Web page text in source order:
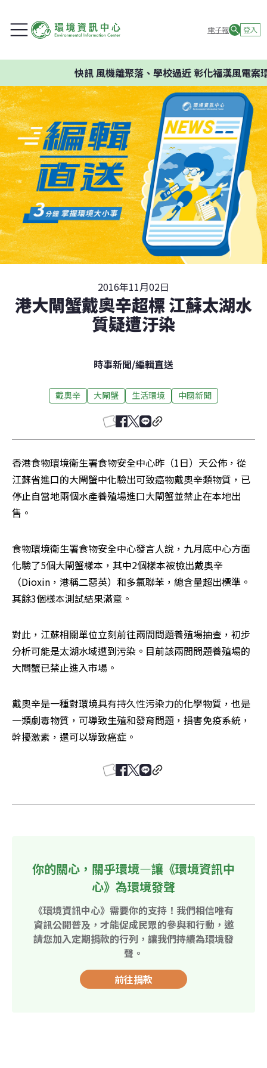
電子報 登入
快訊風機離聚落、學校過近 彰化福漢風電案
2016年11月02日
港大閘蟹戴奧辛超標 江蘇太湖水
質疑遭汙染
時事新聞/編輯直送
戴奧辛 大閘蟹 生活環境 中國新聞
香港食物環境衛生署食物安全中心昨（1日）天公佈，從
江蘇省進口的大閘蟹中化驗出可致癌物戴奧辛類物質，已
停止自當地兩個水產養殖場進口大閘蟹並禁止在本地出
售。
食物環境衛生署食物安全中心發言人說，九月底中心方面
化驗了5個大閘蟹樣本，其中2個樣本被檢出戴奧辛
（Dioxin，港稱二惡英）和多氯聯苯，總含量超出標準。
其餘3個樣本測試結果滿意。
對此，江蘇相關單位立刻前往兩間問題養殖場抽查，初步
分析可能是太湖水域遭到污染。目前該兩間問題養殖場的
大閘蟹已禁止進入市場。
戴奧辛是一種對環境具有持久性污染力的化學物質，也是
一類劇毒物質，可導致生殖和發育問題，損害免疫系統，
幹擾激素，還可以導致癌症。
你的關心，關乎環境—讓《環境資訊中
心》為環境發聲
《環境資訊中心》需要你的支持！我們相信唯有
資訊公開普及，才能促成民眾的參與和行動，邀
請您加入定期捐款的行列，讓我們持續為環境發
聲。
前往捐款